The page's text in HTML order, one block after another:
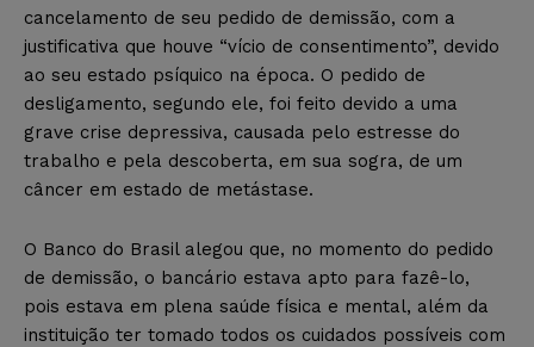
cancelamento de seu pedido de demissão, com a
justificativa que houve “vício de consentimento”, devido
ao seu estado psíquico na época. O pedido de
desligamento, segundo ele, foi feito devido a uma
grave crise depressiva, causada pelo estresse do
trabalho e pela descoberta, em sua sogra, de um
câncer em estado de metástase.
O Banco do Brasil alegou que, no momento do pedido
de demissão, o bancário estava apto para fazê-lo,
pois estava em plena saúde física e mental, além da
instituição ter tomado todos os cuidados possíveis com